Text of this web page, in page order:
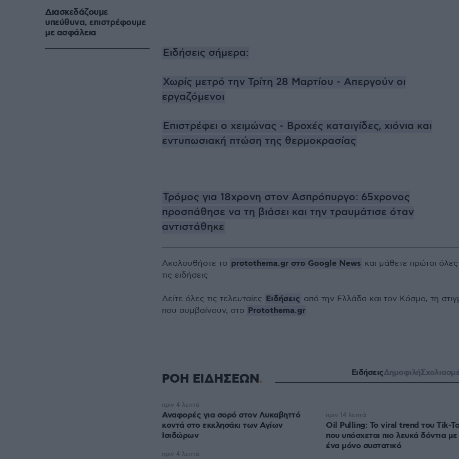
Ειδήσεις σήμερα:
Χωρίς μετρό την Τρίτη 28 Μαρτίου - Απεργούν οι
εργαζόμενοι
Επιστρέφει ο χειμώνας - Βροχές καταιγίδες, χιόνια και
εντυπωσιακή πτώση της θερμοκρασίας
Τρόμος για 18χρονη στον Ασπρόπυργο: 65χρονος
προσπάθησε να τη βιάσει και την τραυμάτισε όταν
αντιστάθηκε
Διασκεδάζουμε
υπεύθυνα, επιστρέφουμε
με ασφάλεια
Ακολουθήστε το protothema.gr στο Google News και μάθετε πρώτοι όλες
τις ειδήσεις
Δείτε όλες τις τελευταίες Ειδήσεις από την Ελλάδα και τον Κόσμο, τη
που συμβαίνουν, στο Protothema.gr
ΡΟΗ ΕΙΔΗΣΕΩΝ ΕιδήσειςΔημοφιλή
Αναφορές για σορό στον Λυκαβηττό
κοντά στο εκκλησάκι των Αγίων
Ισιδώρων
πριν 4 λεπτά
πριν 4 λεπτά
Oil Pulling: To viral trend του Tik-
που υπόσχεται πιο λευκά δόντια με
ένα μόνο συστατικό
πριν 14 λεπτά